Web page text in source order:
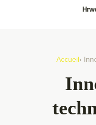
Accueil ›